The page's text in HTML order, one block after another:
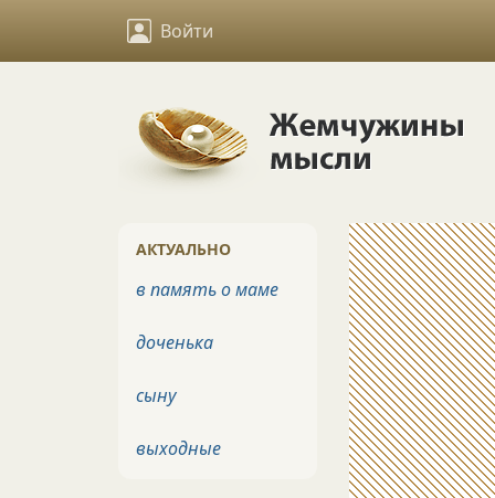
Войти
АКТУАЛЬНО
в память о маме
доченька
сыну
выходные